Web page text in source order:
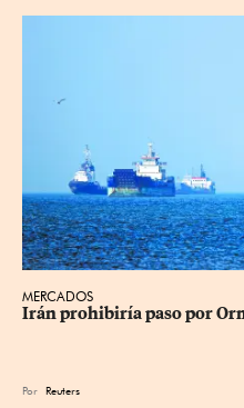
MERCADOS
Irán prohibiría paso por
Por Reuters